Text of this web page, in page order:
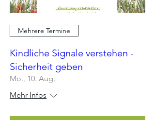
Mehrere Termine
Kindliche Signale verstehen -
Sicherheit geben
Mo., 10. Aug.
Mehr Infos